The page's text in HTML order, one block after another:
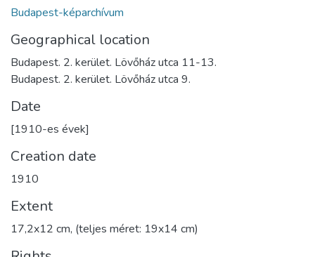
Budapest-képarchívum
Geographical location
Budapest. 2. kerület. Lövőház utca 11-13.
Budapest. 2. kerület. Lövőház utca 9.
Date
[1910-es évek]
Creation date
1910
Extent
17,2x12 cm, (teljes méret: 19x14 cm)